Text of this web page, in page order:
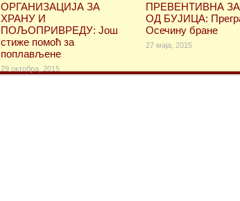
ОРГАНИЗАЦИЈА ЗА
ХРАНУ И
ПОЉОПРИВРЕДУ: Још
стиже помоћ за
поплављене
29 октобра, 2015
ПРЕВЕНТИВНА
ОД БУЈИЦА:
Осечину бране
27 маја, 2015